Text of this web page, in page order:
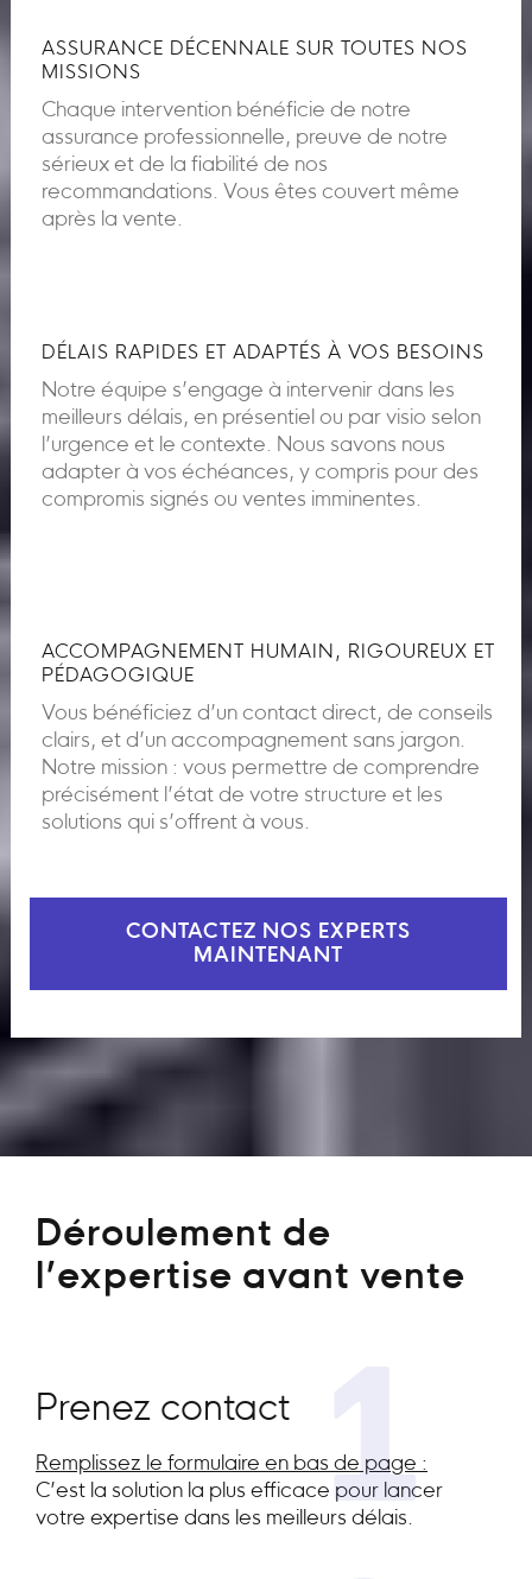
ASSURANCE DÉCENNALE SUR TOUTES NOS
MISSIONS
Chaque intervention bénéficie de notre
assurance professionnelle, preuve de notre
sérieux et de la fiabilité de nos
recommandations. Vous êtes couvert même
après la vente.
DÉLAIS RAPIDES ET ADAPTÉS À VOS BESOINS
Notre équipe s’engage à intervenir dans les
meilleurs délais, en présentiel ou par visio selon
l’urgence et le contexte. Nous savons nous
adapter à vos échéances, y compris pour des
compromis signés ou ventes imminentes.
ACCOMPAGNEMENT HUMAIN, RIGOUREUX ET
PÉDAGOGIQUE
Vous bénéficiez d’un contact direct, de conseils
clairs, et d’un accompagnement sans jargon.
Notre mission : vous permettre de comprendre
précisément l’état de votre structure et les
solutions qui s’offrent à vous.
CONTACTEZ NOS EXPERTS
MAINTENANT
Déroulement de
l’expertise avant vente
1
Prenez contact
Remplissez le formulaire en bas de page :
C’est la solution la plus efficace pour lancer
votre expertise dans les meilleurs délais.